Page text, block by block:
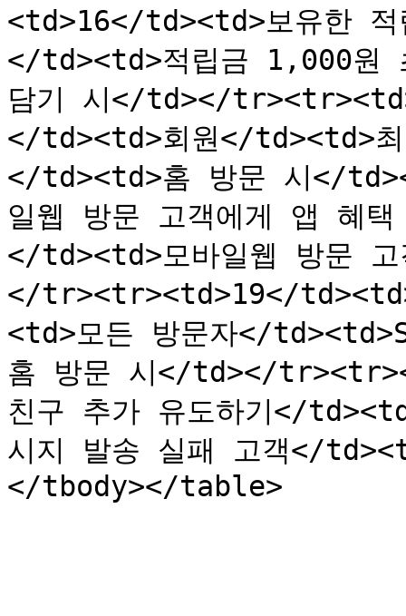
<td>16</td><td>보유한 적
</td><td>적립금 1,000원
담기 시</td></
</td><td>회원</td><td>
</td><td>홈 방문 시</
일웹 방문 고객에게 앱 혜
</td><td>모바일웹 방문
</tr><tr><td>19</
<td>모든 방문자</
홈 방문 시</td></
친구 추가 유도하기</
시지 발송 실패 고객</